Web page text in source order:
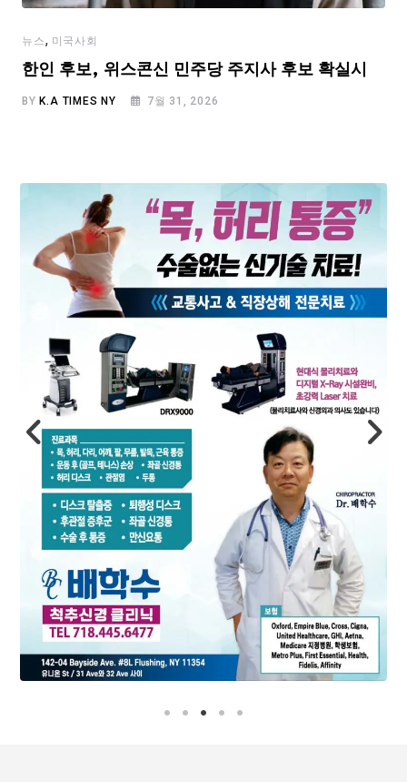
뉴스, 미국사회
한인 후보, 위스콘신 민주당 주지사 후보 확실시
BY K.A TIMES NY 7월 31, 2026